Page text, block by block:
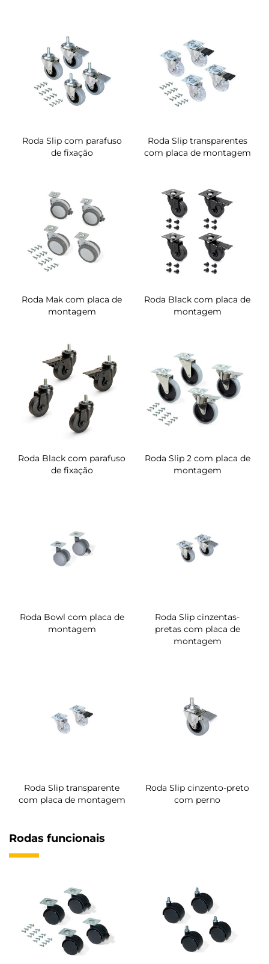
Roda Slip com parafuso
de fixação
Roda Slip transparentes
com placa de montagem
Roda Mak com placa de
montagem
Roda Black com placa de
montagem
Roda Black com parafuso
de fixação
Roda Slip 2 com placa de
montagem
Roda Bowl com placa de
montagem
Roda Slip cinzentas-
pretas com placa de
montagem
Roda Slip transparente
com placa de montagem
Roda Slip cinzento-preto
com perno
Rodas funcionais